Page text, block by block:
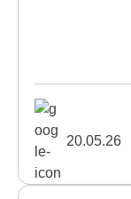
20.05.26